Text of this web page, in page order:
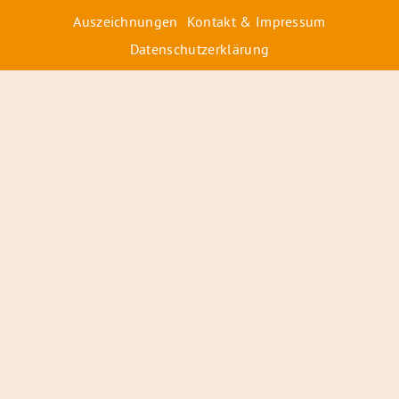
Auszeichnungen
Kontakt & Impressum
Datenschutzerklärung